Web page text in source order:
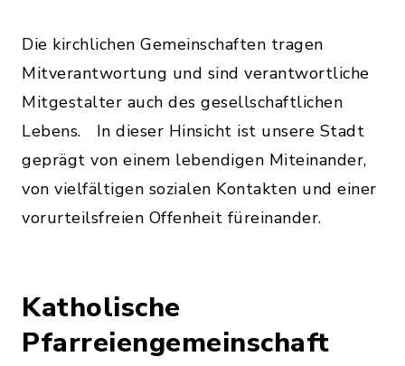
Die kirchlichen Gemeinschaften tragen
Mitverantwortung und sind verantwortliche
Mitgestalter auch des gesellschaftlichen
Lebens. In dieser Hinsicht ist unsere Stadt
geprägt von einem lebendigen Miteinander,
von vielfältigen sozialen Kontakten und einer
vorurteilsfreien Offenheit füreinander.
Katholische
Pfarreiengemeinschaft